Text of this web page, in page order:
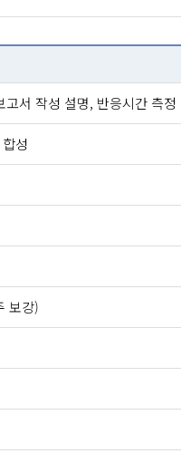
서 작성 설명, 반응시간 측정
성
보강)